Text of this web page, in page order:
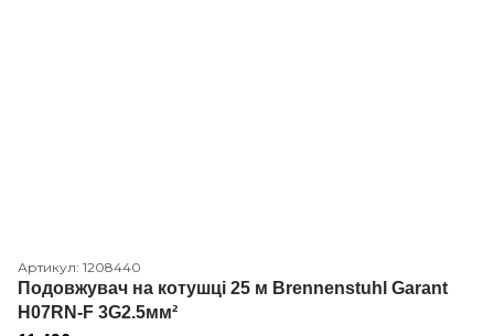
Артикул: 1208440
Подовжувач на котушці 25 м Brennenstuhl Garant
H07RN-F 3G2.5мм²